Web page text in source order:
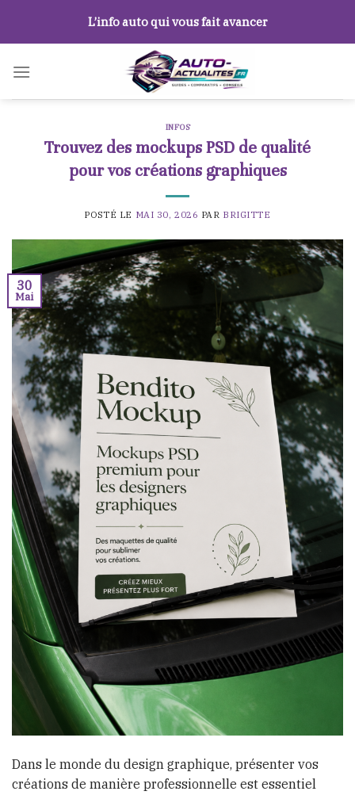
content
L’info auto qui vous fait avancer
INFOS
Trouvez des mockups PSD de qualité
pour vos créations graphiques
POSTÉ LE MAI 30, 2026 PAR BRIGITTE
30
Mai
Dans le monde du design graphique, présenter vos
créations de manière professionnelle est essentiel